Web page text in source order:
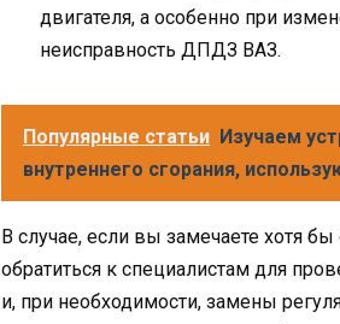
двигателя, а особенно при
неисправность ДПДЗ ВАЗ.
Популярные статьи Изучаем
внутреннего сгорания,
В случае, если вы замечаете хотя
обратиться к специалистам для
и, при необходимости, замены